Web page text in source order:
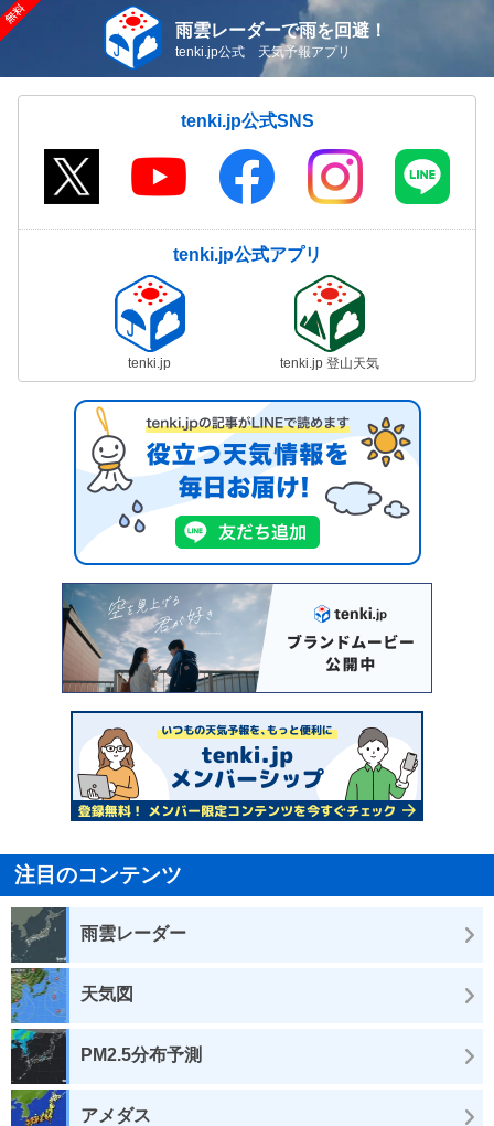
雨雲レーダーで雨を回避！
tenki.jp公式 天気予報アプリ
tenki.jp公式SNS
tenki.jp公式アプリ
tenki.jp tenki.jp 登山天気
注目のコンテンツ
雨雲レーダー
天気図
PM2.5分布予測
アメダス